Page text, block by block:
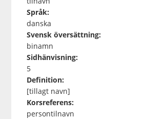
Språk:
danska
Svensk översättning:
binamn
Sidhänvisning:
5
Definition:
[tillagt navn]
Korsreferens:
persontilnavn